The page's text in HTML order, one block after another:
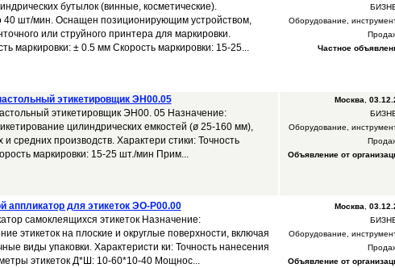
бутылок (винные, косметические).
40 шт/мин. Оснащен позиционирующим устройством,
или струйного принтера для маркировки.
маркировки: ± 0.5 мм Скорость маркировки: 15-25...
Оборудование,
Частное
этикетировщик ЭН00.05
этикетировщик ЭН00. 05 Назначение:
цилиндрических емкостей (ø 25-160 мм),
средних производств. Характери стики: Точность
маркировки: 15-25 шт./мин Прим...
Москва
Оборудование,
Объявление от
аппликатор для этикеток ЭО-Р00.00
самоклеящихся этикеток Назначение:
этикеток на плоские и округлые поверхности, включая
виды упаковки. Характеристи ки: Точность нанесения
этикеток Д*Ш: 10-60*10-40 Мощнос...
Москва
Оборудование,
Объявление от